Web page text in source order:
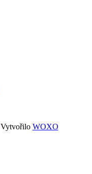
Vytvořilo WOXO